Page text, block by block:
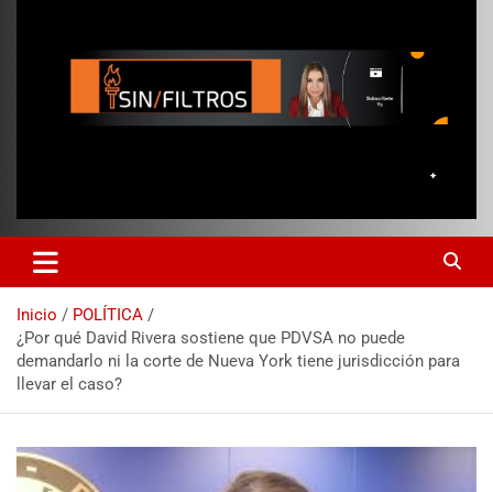
Inicio
POLÍTICA
¿Por qué David Rivera sostiene que PDVSA no puede
demandarlo ni la corte de Nueva York tiene jurisdicción para
llevar el caso?